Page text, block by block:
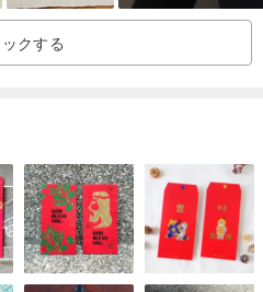
りません。925シルバーチェーン
クする